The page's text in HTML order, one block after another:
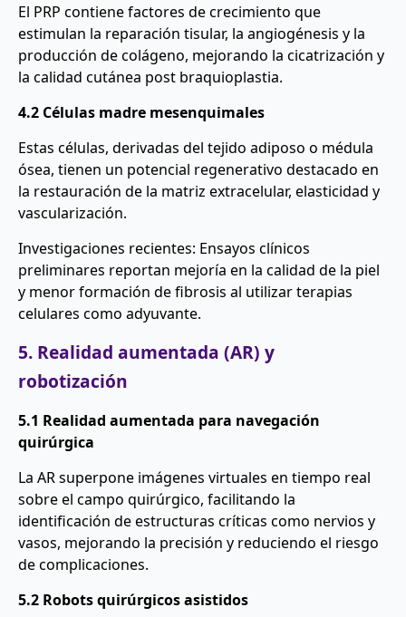
El PRP contiene factores de crecimiento que
estimulan la reparación tisular, la angiogénesis y la
producción de colágeno, mejorando la cicatrización y
la calidad cutánea post braquioplastia.
4.2 Células madre mesenquimales
Estas células, derivadas del tejido adiposo o médula
ósea, tienen un potencial regenerativo destacado en
la restauración de la matriz extracelular, elasticidad y
vascularización.
Investigaciones recientes: Ensayos clínicos
preliminares reportan mejoría en la calidad de la piel
y menor formación de fibrosis al utilizar terapias
celulares como adyuvante.
5. Realidad aumentada (AR) y
robotización
5.1 Realidad aumentada para navegación
quirúrgica
La AR superpone imágenes virtuales en tiempo real
sobre el campo quirúrgico, facilitando la
identificación de estructuras críticas como nervios y
vasos, mejorando la precisión y reduciendo el riesgo
de complicaciones.
5.2 Robots quirúrgicos asistidos